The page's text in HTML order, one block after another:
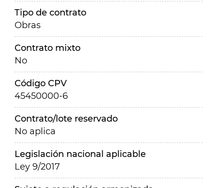
Tipo de contrato
Obras
Contrato mixto
No
Código CPV
45450000-6
Contrato/lote reservado
No aplica
Legislación nacional aplicable
Ley 9/2017